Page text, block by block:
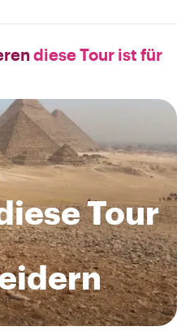
diese Tour ist für
Tour